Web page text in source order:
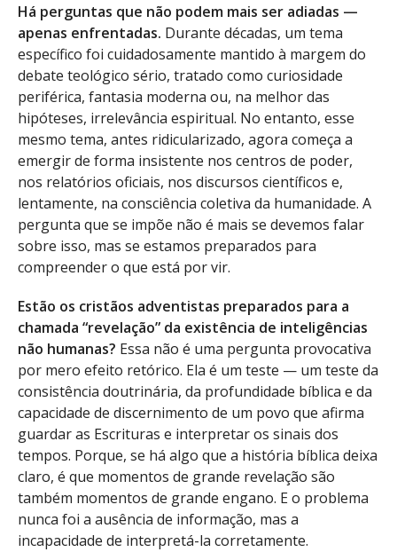
Há perguntas que não podem mais ser adiadas —
apenas enfrentadas. Durante décadas, um tema
específico foi cuidadosamente mantido à margem do
debate teológico sério, tratado como curiosidade
periférica, fantasia moderna ou, na melhor das
hipóteses, irrelevância espiritual. No entanto, esse
mesmo tema, antes ridicularizado, agora começa a
emergir de forma insistente nos centros de poder,
nos relatórios oficiais, nos discursos científicos e,
lentamente, na consciência coletiva da humanidade. A
pergunta que se impõe não é mais se devemos falar
sobre isso, mas se estamos preparados para
compreender o que está por vir.
Estão os cristãos adventistas preparados para a
chamada “revelação” da existência de inteligências
não humanas? Essa não é uma pergunta provocativa
por mero efeito retórico. Ela é um teste — um teste da
consistência doutrinária, da profundidade bíblica e da
capacidade de discernimento de um povo que afirma
guardar as Escrituras e interpretar os sinais dos
tempos. Porque, se há algo que a história bíblica deixa
claro, é que momentos de grande revelação são
também momentos de grande engano. E o problema
nunca foi a ausência de informação, mas a
incapacidade de interpretá-la corretamente.